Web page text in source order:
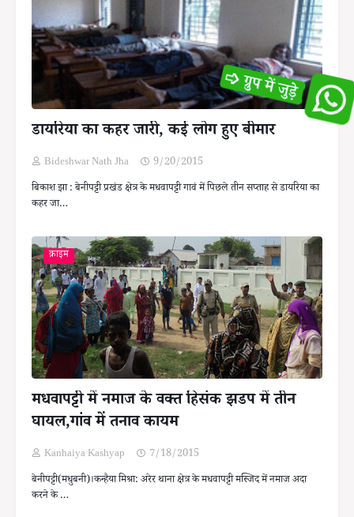
डायरिया का कहर जारी, कई लोग हुए बीमार
Bideshwar Nath Jha
9/20/2015
बिकाश झा : बेनीपट्टी प्रखंड क्षेत्र के मधवापट्टी गावं में पिछले तीन सप्ताह से डायरिया का
कहर जा…
क्राइम
मधवापट्टी में नमाज के वक्त हिसंक झडप में तीन
घायल,गांव में तनाव कायम
Kanhaiya Kashyap
7/18/2015
बेनीपट्टी(मधुबनी)।कन्हैया मिश्रा: अरेर थाना क्षेत्र के मधवापट्टी मस्जिद में नमाज अदा
करने के …